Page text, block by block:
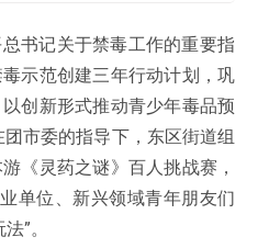
书记关于禁毒工作的重要指
示范创建三年行动计划，巩
创新形式推动青少年毒品预
市委的指导下，东区街道组
《灵药之谜》百人挑战赛，
单位、新兴领域青年朋友们
”。